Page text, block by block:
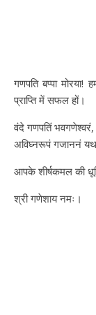
गणपति बप्पा
प्राप्ति में सफल हों।
वंदे गणपतिं
अविघ्नरूपं गजाननं
आपके शीर्षकमल की
श्री गणेशाय नमः।